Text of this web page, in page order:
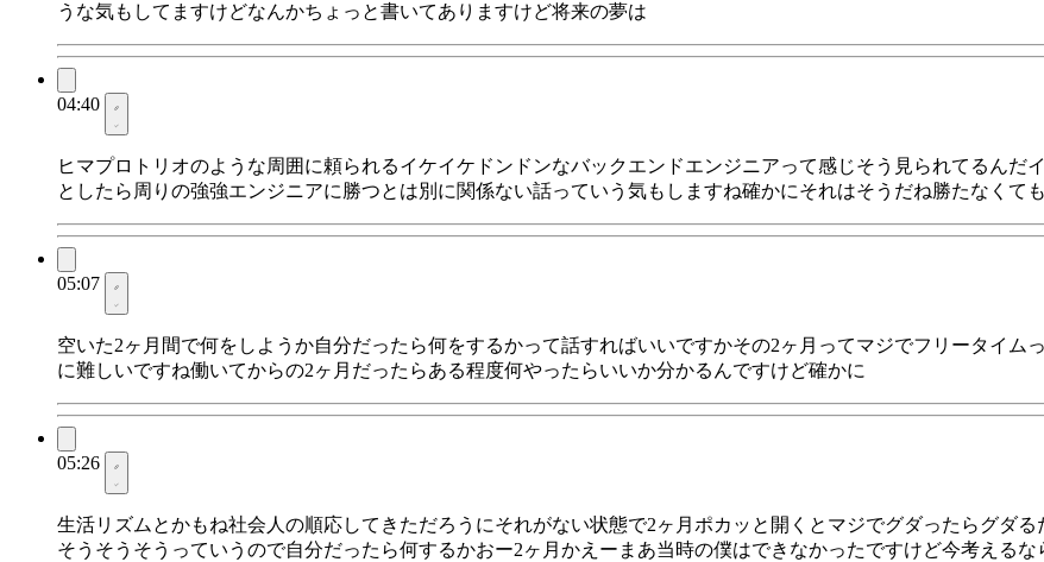
うな気もしてますけどなんかちょっと書いてありますけど将来の夢は
04:40
ヒマプロトリオのような周囲に頼られるイケイケドンドンなバックエンドエンジニアって感じそう見られてるんだ
としたら周りの強強エンジニアに勝つとは別に関係ない話っていう気もしますね確かにそれはそうだね勝たなくて
05:07
空いた2ヶ月間で何をしようか自分だったら何をするかって話すればいいですかその2ヶ月ってマジでフリータイム
に難しいですね働いてからの2ヶ月だったらある程度何やったらいいか分かるんですけど確かに
05:26
生活リズムとかもね社会人の順応してきただろうにそれがない状態で2ヶ月ポカッと開くとマジでグダったらグダ
そうそうそうっていうので自分だったら何するかおー2ヶ月かえーまあ当時の僕はできなかったですけど今考えるな